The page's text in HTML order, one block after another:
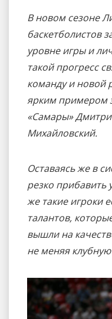
В новом сезоне
баскетболистов
уровне игры и
такой прогресс
команду и новой
ярким примером
«Самары»
Михайловский.
Оставаясь же в
резко прибавить
же такие игроки
талантов,
вышли на
не меняя